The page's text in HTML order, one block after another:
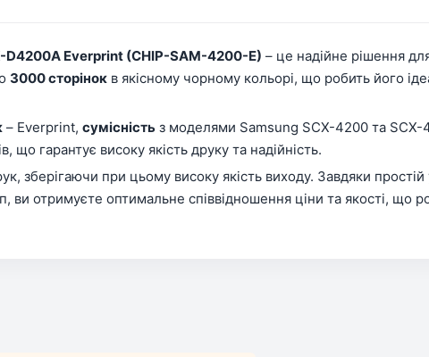
Everprint (CHIP-SAM-4200-E) – це надійне рішення
3000 сторінок в якісному чорному кольорі, що робить його
– Everprint, сумісність з моделями Samsung SCX-4200 та SCX-
гарантує високу якість друку та надійність.
зберігаючи при цьому високу якість виходу. Завдяки
отримуєте оптимальне співвідношення ціни та якості, що